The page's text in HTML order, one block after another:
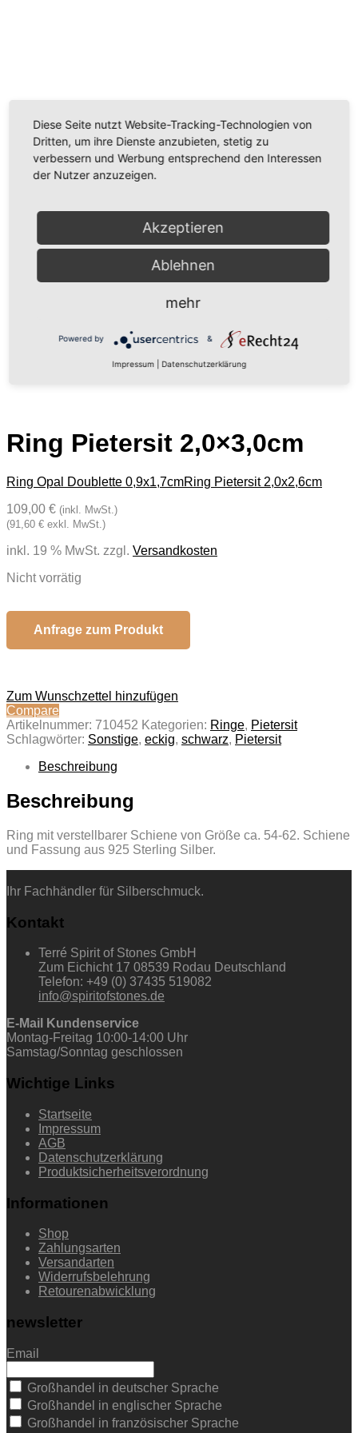
Videoinhalte einzubetten. Dieser Service kann Daten
zu Ihren Aktivitäten sammeln. Bitte lesen Sie die Details
durch und stimmen Sie der Nutzung des Service zu,
um dieses Video anzusehen.
Mehr Informationen
Powered byUsercentrics Consent Management
Platform
Ring Pietersit 2,0×3,0cm
Ring Opal Doublette 0,9x1,7cmRing Pietersit 2,0x2,6cm
109,00 € (inkl. MwSt.)
(91,60 € exkl. MwSt.)
inkl. 19 % MwSt. zzgl. Versandkosten
Nicht vorrätig
Anfrage zum Produkt
Zum Wunschzettel hinzufügen
Compare
Artikelnummer: 710452 Kategorien: Ringe, Pietersit
Schlagwörter: Sonstige, eckig, schwarz, Pietersit
Beschreibung
Beschreibung
Ring mit verstellbarer Schiene von Größe ca. 54-62. Schiene
und Fassung aus 925 Sterling Silber.
Ihr Fachhändler für Silberschmuck.
Kontakt
Terré Spirit of Stones GmbH
Zum Eichicht 17 08539 Rodau Deutschland
Telefon: +49 (0) 37435 519082
info@spiritofstones.de
E-Mail Kundenservice
Montag-Freitag 10:00-14:00 Uhr
Samstag/Sonntag geschlossen
Wichtige Links
Startseite
Impressum
AGB
Datenschutzerklärung
Produktsicherheitsverordnung
Informationen
Shop
Zahlungsarten
Versandarten
Widerrufsbelehrung
Retourenabwicklung
newsletter
Email
Großhandel in deutscher Sprache
Großhandel in englischer Sprache
Großhandel in französischer Sprache
Diese Seite nutzt Website-Tracking-Technologien von
Dritten, um ihre Dienste anzubieten, stetig zu
verbessern und Werbung entsprechend den Interessen
der Nutzer anzuzeigen.
Akzeptieren
Ablehnen
mehr
Powered by &
Impressum Datenschutzerklärung